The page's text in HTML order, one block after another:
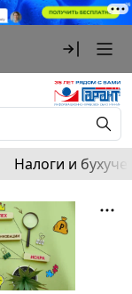
Налоги и